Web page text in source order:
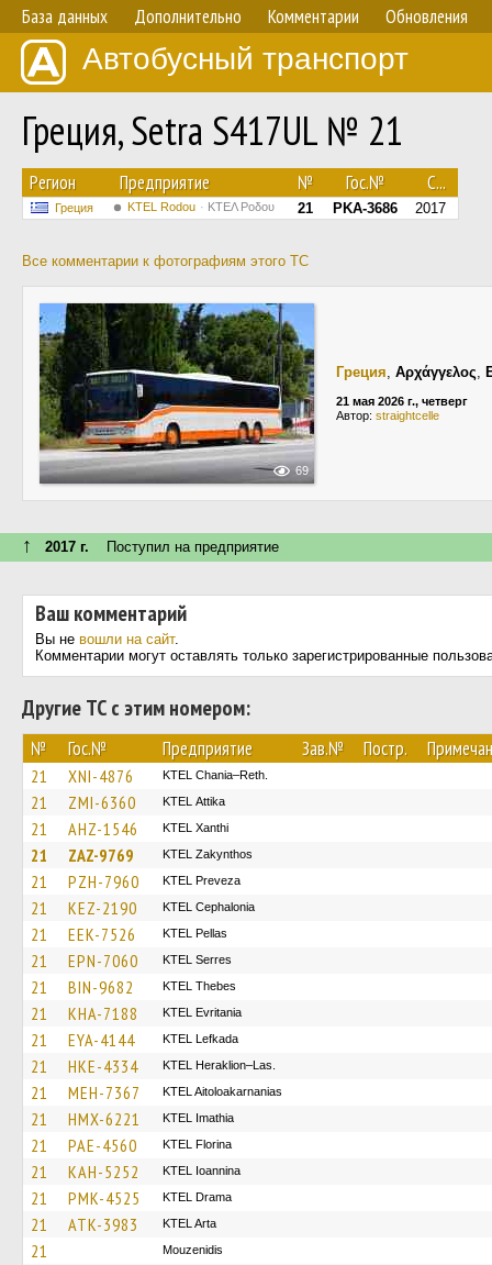
База данных Дополнительно Комментарии Обновления
Автобусный транспорт
Греция, Setra S417UL № 21
Регион Предприятие № Гос.№ С...
Греция ΚΤΕL Rodou ΚΤΕΛ Ροδου 21 PKA-3686 2017
Все комментарии к фотографиям этого ТС
69
Греция, Αρχάγγελος,
21 мая 2026 г., четверг
Автор: straightcelle
↑ 2017 г. Поступил на предприятие
Ваш комментарий
Вы не вошли на сайт.
Комментарии могут оставлять только зарегистрированные
Другие ТС с этим номером:
№ Гос.№ Предприятие Зав.№ Постр.
21 XNI-4876 KTEL Chania–Reth.
21 ZMI-6360 KΤΕL Αttika
21 AHZ-1546 KTEL Xanthi
21 ZAZ-9769 KTEL Zakynthos
21 PZH-7960 KTEL Preveza
21 KEZ-2190 KTEL Cephalonia
21 EEK-7526 KTEL Pellas
21 EPN-7060 KTEL Serres
21 BIN-9682 KTEL Thebes
21 KHA-7188 ΚΤΕL Evritania
21 EYA-4144 KTEL Lefkada
21 HKE-4334 KTEL Heraklion–Las.
21 MEH-7367 KTEL Aitoloakarnanias
21 HMX-6221 KTEL Imathia
21 PAE-4560 KTEL Florina
21 KAH-5252 KTEL Ioannina
21 PMK-4525 KTEL Drama
21 ATK-3983 KTEL Arta
21 Mouzenidis